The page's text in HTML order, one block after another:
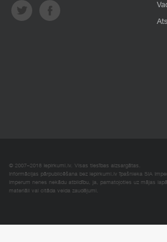
© 2007–2018 Iepirkumi.lv. Visas tiesības aizsargātas.
Informācijas pārpublicēšana bez iepirkumi.lv īpašnieka SIA
Imperum nenes nekādu atbildību, ja, pamatojoties uz mājas
materiāli vai citāda veida zaudējumi.